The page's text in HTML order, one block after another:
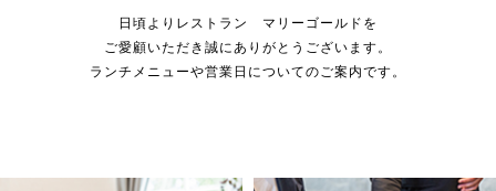
日頃よりレストラン マリーゴールドを
ご愛顧いただき誠にありがとうございます。
ランチメニューや営業日についてのご案内です。